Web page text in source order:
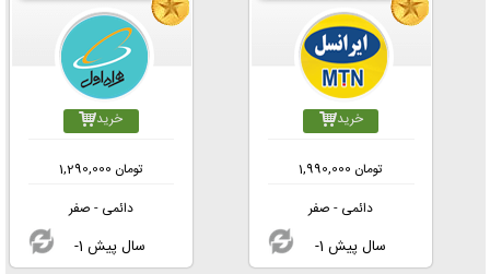
خرید
1,990,000 تومان
دائمی - صفر
-1 سال پیش
خرید
1,290,000 تومان
دائمی - صفر
-1 سال پیش